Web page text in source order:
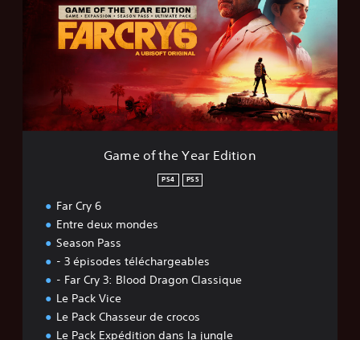
a
Game of the Year Edition
PS4 PS5
Far Cry 6
Entre deux mondes
Season Pass
- 3 épisodes téléchargeables
- Far Cry 3: Blood Dragon Classique
Le Pack Vice
Le Pack Chasseur de crocos
Le Pack Expédition dans la jungle